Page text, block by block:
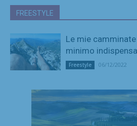
FREESTYLE
Le mie
minimo
Freestyle 06/12/2022